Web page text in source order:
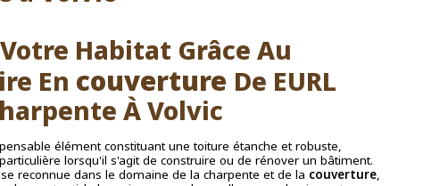
Habitat Grâce Au
En couverture De EURL
À Volvic
élément constituant une toiture étanche et robuste,
lorsqu'il s'agit de construire ou de rénover un bâtiment.
reconnue dans le domaine de la charpente et de la couverture,